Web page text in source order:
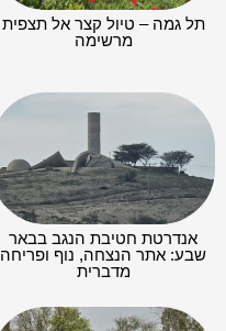
תל גמה – טיול קצר אל תצפית
מרשימה
אנדרטת חטיבת הנגב בבאר
שבע: אתר הנצחה, נוף ופריחה
מדברית